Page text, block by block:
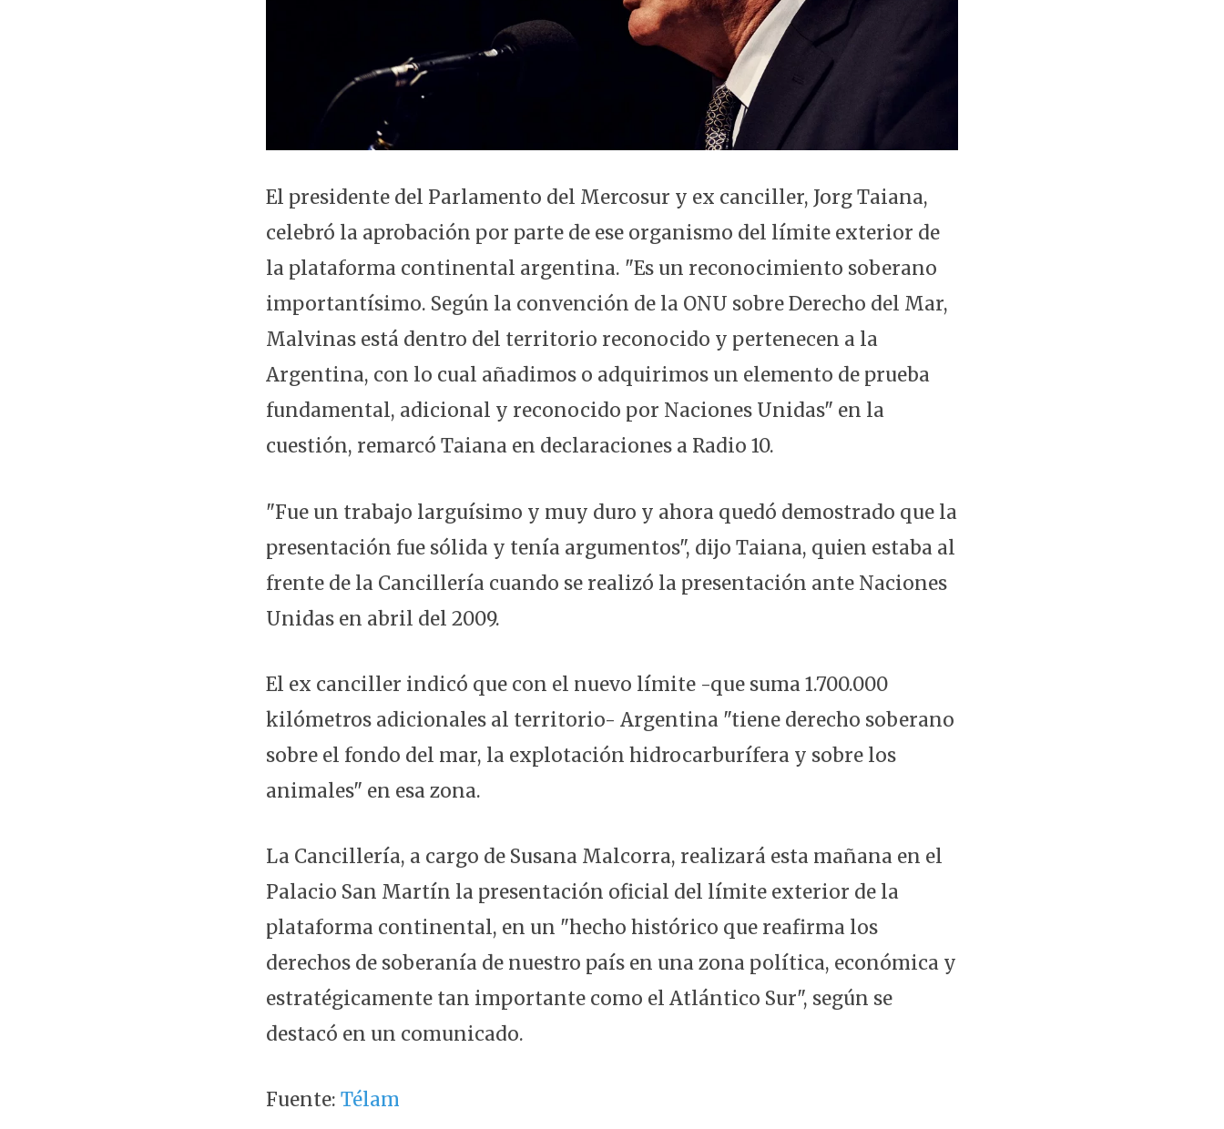
El presidente del Parlamento del Mercosur y ex canciller, Jorg Taiana,
celebró la aprobación por parte de ese organismo del límite exterior de
la plataforma continental argentina. "Es un reconocimiento soberano
importantísimo. Según la convención de la ONU sobre Derecho del Mar,
Malvinas está dentro del territorio reconocido y pertenecen a la
Argentina, con lo cual añadimos o adquirimos un elemento de prueba
fundamental, adicional y reconocido por Naciones Unidas" en la
cuestión, remarcó Taiana en declaraciones a Radio 10.
"Fue un trabajo larguísimo y muy duro y ahora quedó demostrado que la
presentación fue sólida y tenía argumentos", dijo Taiana, quien estaba al
frente de la Cancillería cuando se realizó la presentación ante Naciones
Unidas en abril del 2009.
El ex canciller indicó que con el nuevo límite -que suma 1.700.000
kilómetros adicionales al territorio- Argentina "tiene derecho soberano
sobre el fondo del mar, la explotación hidrocarburífera y sobre los
animales" en esa zona.
La Cancillería, a cargo de Susana Malcorra, realizará esta mañana en el
Palacio San Martín la presentación oficial del límite exterior de la
plataforma continental, en un "hecho histórico que reafirma los
derechos de soberanía de nuestro país en una zona política, económica y
estratégicamente tan importante como el Atlántico Sur", según se
destacó en un comunicado.
Fuente: Télam